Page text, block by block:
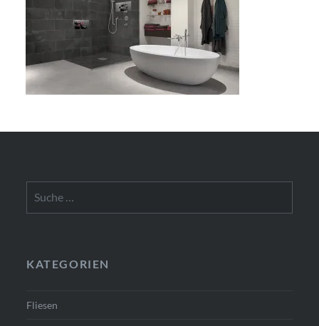
nach:
KATEGORIEN
Fliesen